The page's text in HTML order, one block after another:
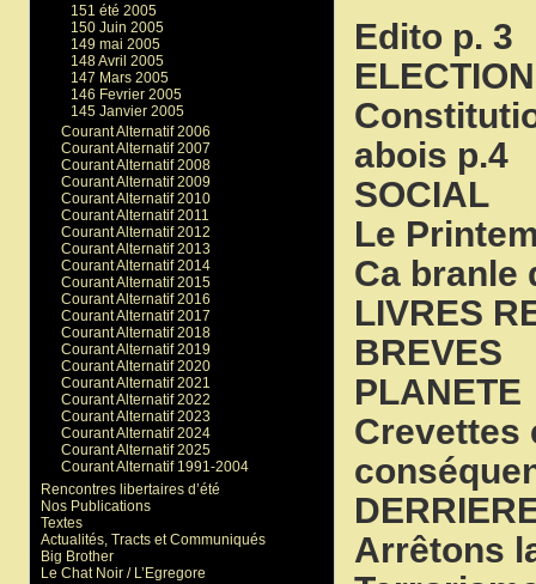
Edito p. 3
abois p.4
SOCIAL
Le
Ca branle
LIVRES
BREVES
PLANETE
Crevettes
Arrêtons
151 été 2005
150 Juin 2005
149 mai 2005
148 Avril 2005
147 Mars 2005
146 Fevrier 2005
145 Janvier 2005
Courant Alternatif 2006
Courant Alternatif 2007
Courant Alternatif 2008
Courant Alternatif 2009
Courant Alternatif 2010
Courant Alternatif 2011
Courant Alternatif 2012
Courant Alternatif 2013
Courant Alternatif 2014
Courant Alternatif 2015
Courant Alternatif 2016
Courant Alternatif 2017
Courant Alternatif 2018
Courant Alternatif 2019
Courant Alternatif 2020
Courant Alternatif 2021
Courant Alternatif 2022
Courant Alternatif 2023
Courant Alternatif 2024
Courant Alternatif 2025
Courant Alternatif 1991-2004
Rencontres libertaires d’été
Nos Publications
Textes
Actualités, Tracts et Communiqués
Big Brother
Le Chat Noir / L’Egregore